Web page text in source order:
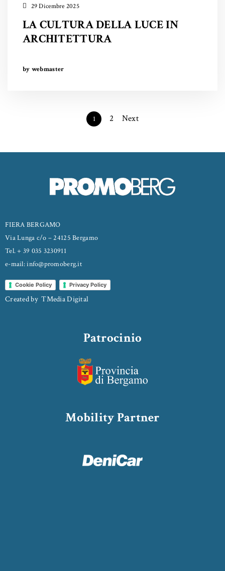
29 Dicembre 2025
LA CULTURA DELLA LUCE IN
ARCHITETTURA
by webmaster
1 2 Next
FIERA BERGAMO
Via Lunga c/o – 24125 Bergamo
Tel. + 39 035 3230911
e-mail: info@promoberg.it
Cookie Policy Privacy Policy
Created byTMedia Digital
Patrocinio
Mobility Partner